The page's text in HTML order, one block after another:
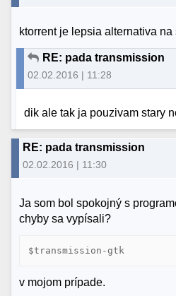
ktorrent je lepsia alternativa
RE: pada transmission
02.02.2016 | 11:28
dik ale tak ja pouzivam stary
RE: pada transmission
02.02.2016 | 11:30
Ja som bol spokojný s
chyby sa vypísali?
$transmission-gtk
v mojom prípade.